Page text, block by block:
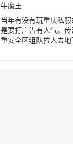
牛魔王
当年有没有玩重庆私
是要打广告有人气。
重安全区组队拉人去地